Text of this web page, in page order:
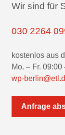
Wir sind für
030 2264
kostenlos aus
Mo. – Fr.
wp-
Anfrage